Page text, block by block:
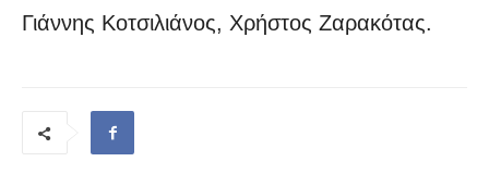
Γιάννης Κοτσιλιάνος, Χρήστος Ζαρακότας.